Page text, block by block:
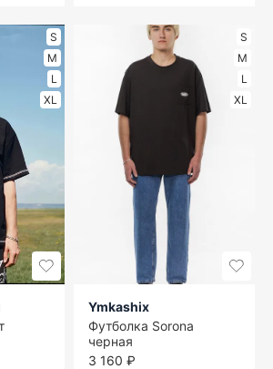
S
M
L
XL
S
M
L
XL
Ymkashix
Футболка Sorona
черная
3 160 ₽